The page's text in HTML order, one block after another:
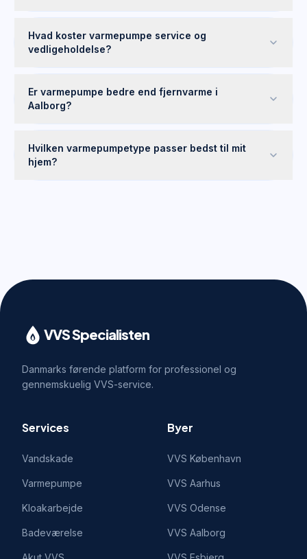
Hvad koster varmepumpe service og
vedligeholdelse?
Er varmepumpe bedre end fjernvarme i
Aalborg?
Hvilken varmepumpetype passer bedst til mit
hjem?
VVS Specialisten
Danmarks førende platform for professionel og
gennemskuelig VVS-service.
Services
Vandskade
Varmepumpe
Kloakarbejde
Badeværelse
Byer
VVS København
VVS Aarhus
VVS Odense
VVS Aalborg